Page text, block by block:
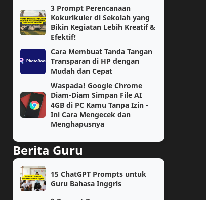
AKM Ekonomi
IPA Kelas 4
Matematika Wajib PAS
Prompt AI Semester 1
jaringan kelas 2
AI Coding
3 Prompt Perencanaan
Kokurikuler di Sekolah yang
Bikin Kegiatan Lebih Kreatif &
Efektif!
Cara Membuat Tanda Tangan
Transparan di HP dengan
Mudah dan Cepat
Waspada! Google Chrome
Diam-Diam Simpan File AI
4GB di PC Kamu Tanpa Izin -
Ini Cara Mengecek dan
Menghapusnya
Berita Guru
15 ChatGPT Prompts untuk
Guru Bahasa Inggris